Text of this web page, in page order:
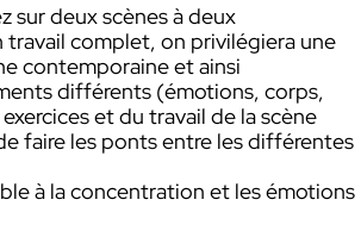
sur deux scènes à deux
travail complet, on privilégiera une
contemporaine et ainsi
différents (émotions, corps,
et du travail de la scène
faire les ponts entre les différentes
à la concentration et les émotions